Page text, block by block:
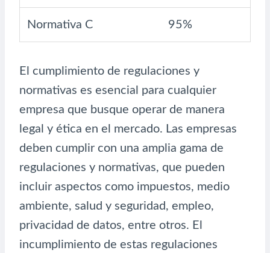
Normativa C 95%
El cumplimiento de regulaciones y
normativas es esencial para cualquier
empresa que busque operar de manera
legal y ética en el mercado. Las empresas
deben cumplir con una amplia gama de
regulaciones y normativas, que pueden
incluir aspectos como impuestos, medio
ambiente, salud y seguridad, empleo,
privacidad de datos, entre otros. El
incumplimiento de estas regulaciones